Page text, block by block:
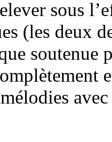
sous
(les deux
soutenue